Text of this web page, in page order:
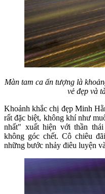
Màn tam ca ấn tượng là
vẻ đẹp và
Khoảnh khắc chị đẹp Minh
rất đặc biệt, không khí như
nhất" xuất hiện với thần
không góc chết. Cô chiêu
những bước nhảy điêu luyện